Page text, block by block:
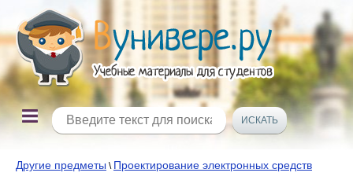
Другие предметы \ Проектирование электронных средств